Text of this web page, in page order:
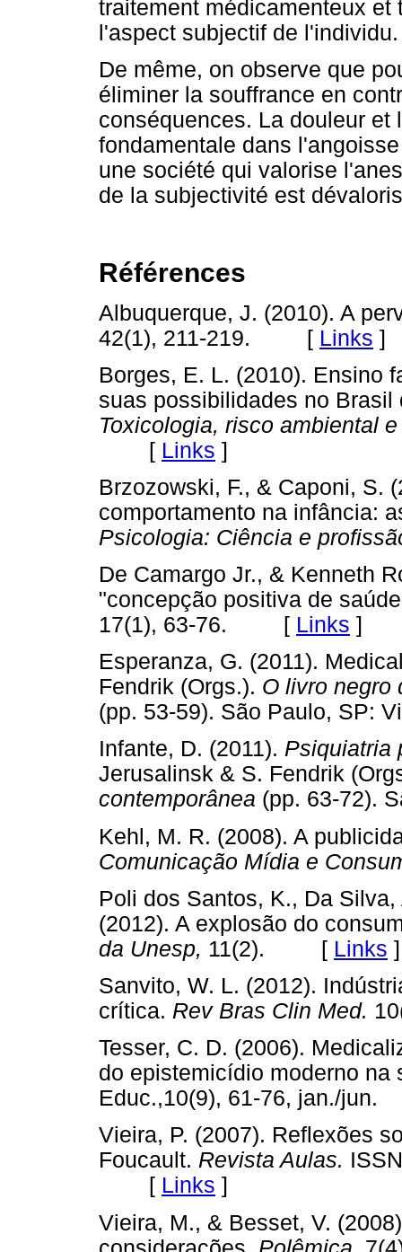
traitement médicamenteux
l'aspect subjectif de l'individu.
De même, on observe que
éliminer la souffrance en
conséquences. La douleur
fondamentale dans
une société qui valorise
de la subjectivité est
Références
Albuquerque, J. (2010). A
42(1), 211-219. [ Links ]
Borges, E. L. (2010). Ensino
suas possibilidades no
Toxicologia, risco ambiental
[ Links ]
Brzozowski, F., & Caponi, S.
comportamento na infância:
Psicologia: Ciência e
De Camargo Jr., & Kenneth
"concepção positiva de
17(1), 63-76. [ Links ]
Esperanza, G. (2011).
Fendrik (Orgs.). O livro negro
(pp. 53-59). São Paulo,
Infante, D. (2011). Psiquiatria
Jerusalinsk & S. Fendrik
contemporânea (pp. 63-
Kehl, M. R. (2008). A
Comunicação Mídia e
Poli dos Santos, K., Da
(2012). A explosão do
da Unesp, 11(2). [ Links ]
Sanvito, W. L. (2012).
crítica. Rev Bras Clin Med.
Tesser, C. D. (2006).
do epistemicídio moderno na
Educ.,10(9), 61-76, jan./
Vieira, P. (2007). Reflexões
Foucault. Revista Aulas.
[ Links ]
Vieira, M., & Besset, V.